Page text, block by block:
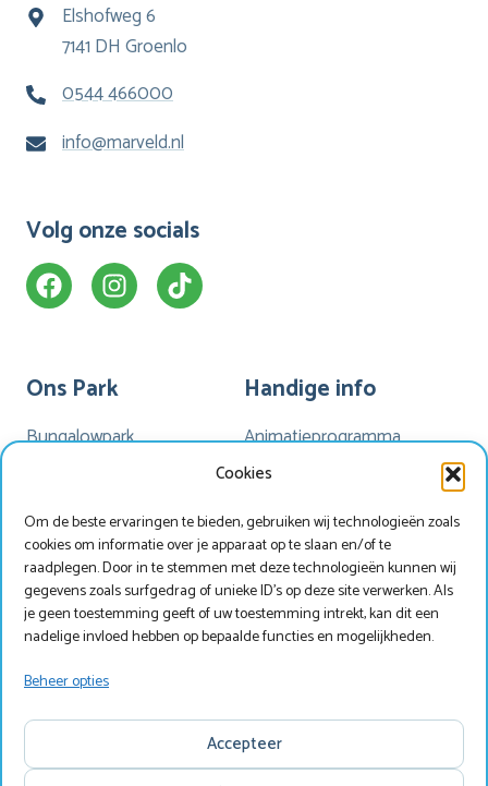
Cookies
Om de beste ervaringen te bieden, gebruiken wij technologieën zoals
cookies om informatie over je apparaat op te slaan en/of te
raadplegen. Door in te stemmen met deze technologieën kunnen wij
gegevens zoals surfgedrag of unieke ID's op deze site verwerken. Als
je geen toestemming geeft of uw toestemming intrekt, kan dit een
nadelige invloed hebben op bepaalde functies en mogelijkheden.
Beheer opties
Accepteer
Elshofweg 6
7141 DH Groenlo
0544 466000
info@marveld.nl
Volg onze socials
Ons Park
Bungalowpark
Faciliteiten
Plattegrond
Handige info
Animatieprogramma
Mijn Marveld
Nieuwsbrieven
Nieuws
Zoek & Boek Werken bij Marveld?
Copyright © Marveld Recreatie
Website, ontwerp & techniek door